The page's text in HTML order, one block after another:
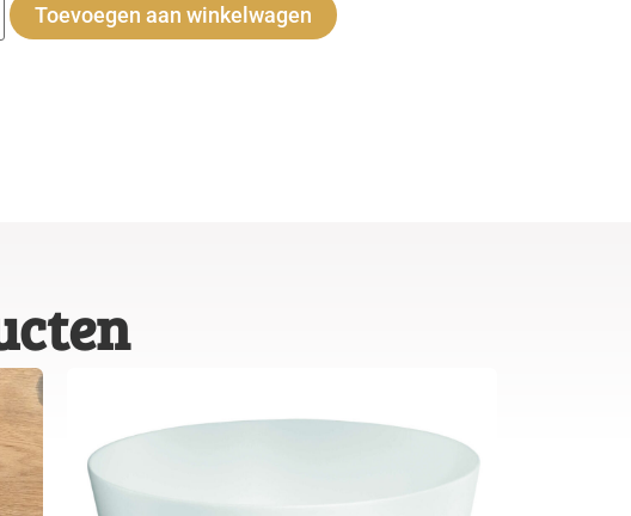
Toevoegen aan winkelwagen